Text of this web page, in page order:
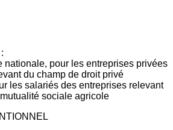
nationale, pour les entreprises privées
du champ de droit privé
les salariés des entreprises relevant
sociale agricole